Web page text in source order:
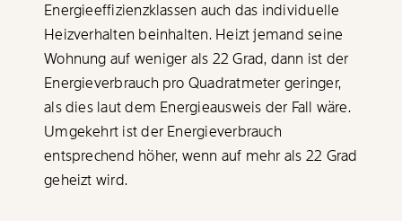
Energieeffizienzklassen auch das individuelle
Heizverhalten beinhalten. Heizt jemand seine
Wohnung auf weniger als 22 Grad, dann ist der
Energieverbrauch pro Quadratmeter geringer,
als dies laut dem Energieausweis der Fall wäre.
Umgekehrt ist der Energieverbrauch
entsprechend höher, wenn auf mehr als 22 Grad
geheizt wird.